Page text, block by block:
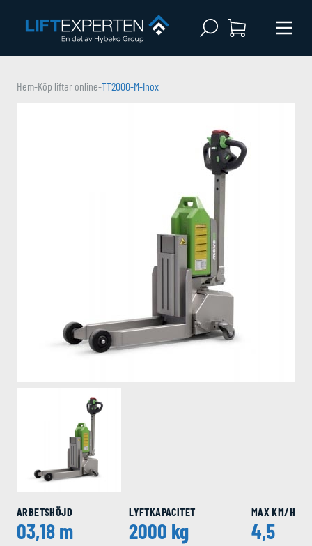
Open search
Hem-Köp liftar online-TT2000-M-Inox
ARBETSHÖJD
03,18 m
LYFTKAPACITET
2000 kg
MAX KM/H
4,5